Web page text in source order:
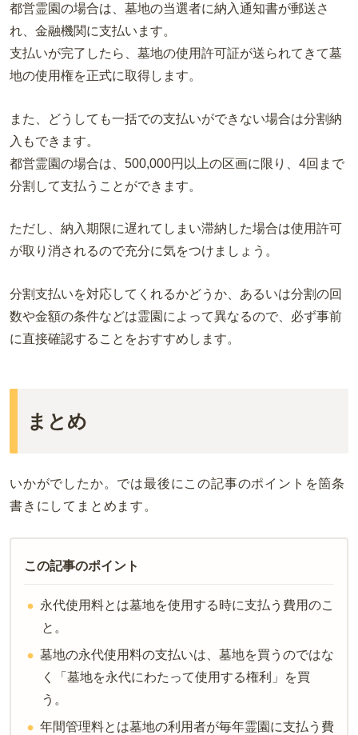
都営霊園の場合は、墓地の当選者に納入通知書が郵送さ
れ、金融機関に支払います。
支払いが完了したら、墓地の使用許可証が送られてきて墓
地の使用権を正式に取得します。
また、どうしても一括での支払いができない場合は分割納
入もできます。
都営霊園の場合は、500,000円以上の区画に限り、4回まで
分割して支払うことができます。
ただし、納入期限に遅れてしまい滞納した場合は使用許可
が取り消されるので充分に気をつけましょう。
分割支払いを対応してくれるかどうか、あるいは分割の回
数や金額の条件などは霊園によって異なるので、必ず事前
に直接確認することをおすすめします。
まとめ
いかがでしたか。では最後にこの記事のポイントを箇条
書きにしてまとめます。
この記事のポイント
永代使用料とは墓地を使用する時に支払う費用のこ
と。
墓地の永代使用料の支払いは、墓地を買うのではな
く「墓地を永代にわたって使用する権利」を買
う。
年間管理料とは墓地の利用者が毎年霊園に支払う費